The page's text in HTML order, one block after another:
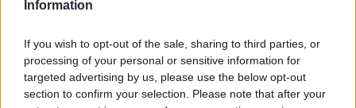
Information
If you wish to opt-out of the sale, sharing to third parties, or
processing of your personal or sensitive information for
targeted advertising by us, please use the below opt-out
section to confirm your selection. Please note that after your